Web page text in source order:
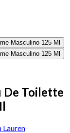
De Toilette
Lauren